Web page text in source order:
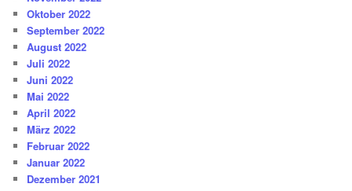
Oktober 2022
September 2022
August 2022
Juli 2022
Juni 2022
Mai 2022
April 2022
März 2022
Februar 2022
Januar 2022
Dezember 2021